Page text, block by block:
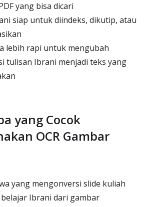
yang bisa dicari
siap untuk diindeks, dikutip, atau
lebih rapi untuk mengubah
tulisan Ibrani menjadi teks yang
yang Cocok
OCR Gambar
yang mengonversi slide kuliah
Ibrani dari gambar